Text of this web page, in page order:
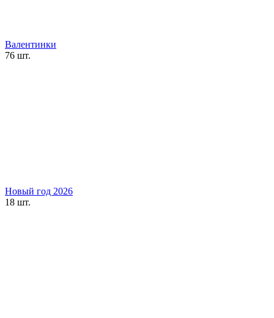
Валентинки
76 шт.
Новый год 2026
18 шт.